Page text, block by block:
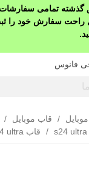
تمامی سفارشات
راحت سفارش خود را
/ قاب موبایل /
/ قاب s24 ultra کاپر دور متال